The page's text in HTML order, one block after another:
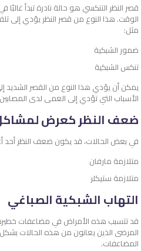
قصر النظر التنكسي هو حالة نادرة تبدأ
الوقت. هذا النوع من قصر النظر يؤدي إلى
مثل:
ضمور الشبكية
تنكس الشبكية
يمكن أن يؤدي هذا النوع من القصر الشديد
الأسباب التي تؤدي إلى العمى لدى
ضعف النظر كعرض
في بعض الحالات، قد يكون ضعف النظر أحد
متلازمة مارفان
متلازمة ستيكلر
التهاب الشبكية الصباغي
قد تتسبب هذه الأمراض في مضاعفات
المرضى الذين يعانون من هذه الحالات
المضاعفات.